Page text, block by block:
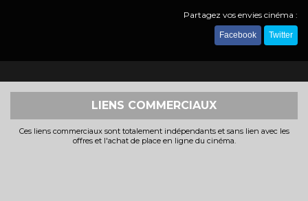
Partagez vos envies cinéma :
Facebook Twitter
LIENS COMMERCIAUX
Ces liens commerciaux sont totalement indépendants et sans lien avec les
offres et l'achat de place en ligne du cinéma.